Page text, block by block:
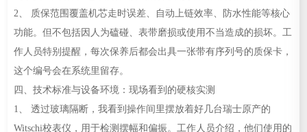
2、 质保范围覆盖机芯走时误差、自动上链效率、防水性能等核心
功能。但不包括因人为磕碰、表带磨损或使用不当造成的损坏。工
作人员特别提醒，每次保养后都会出具一张带有序列号的质保卡，
这个编号会在系统里留存。
四、技术标准与设备环境：现场看到的硬核实测
1、 透过玻璃隔断，我看到操作间里摆放着好几台瑞士原产的
Witschi校表仪，用于检测摆幅和偏振。工作人员介绍，他们使用的